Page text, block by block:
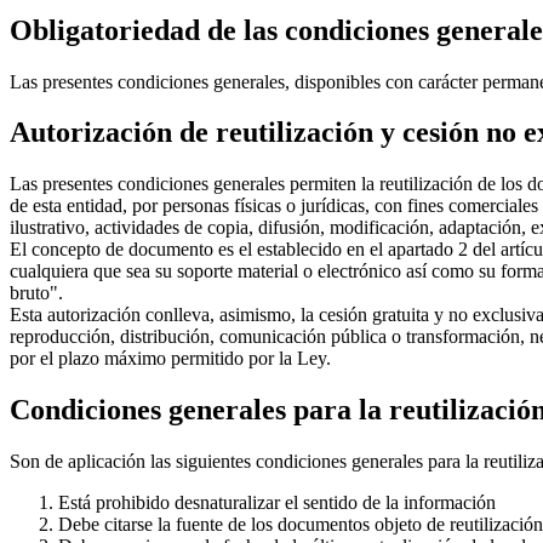
Obligatoriedad de las condiciones
Las presentes condiciones generales, disponibles con carácter
Autorización de reutilización y cesión no
Las presentes condiciones generales permiten la reutilización de los
de esta entidad, por personas físicas o jurídicas, con fines
ilustrativo, actividades de copia, difusión, modificación, adaptación,
El concepto de documento es el establecido en el apartado 2 del
cualquiera que sea su soporte material o electrónico así como su
bruto".
Esta autorización conlleva, asimismo, la cesión gratuita y no
reproducción, distribución, comunicación pública o transformación,
por el plazo máximo permitido por la Ley.
Condiciones generales para la
Son de aplicación las siguientes condiciones generales para la
Está prohibido desnaturalizar el sentido de la información
Debe citarse la fuente de los documentos objeto de